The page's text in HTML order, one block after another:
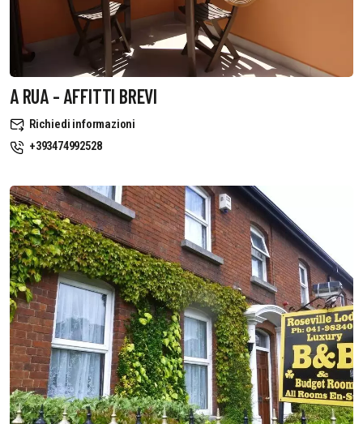
A RUA - AFFITTI BREVI
Richiedi informazioni
+393474992528